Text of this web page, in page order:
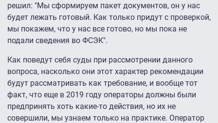
решил: "Мы сформируем пакет документов, он у нас
будет лежать готовый. Как только придут с проверкой,
мы покажем, что у нас все готово, но мы пока не
подали сведения во ФСЭК".
Как поведут себя суды при рассмотрении данного
вопроса, насколько они этот характер рекомендации
будут рассматривать как требование, и вообще тот
факт, что еще в 2019 году операторы должны были
предпринять хоть какие-то действия, но их не
совершили, мы узнаем только на практике. Оператор